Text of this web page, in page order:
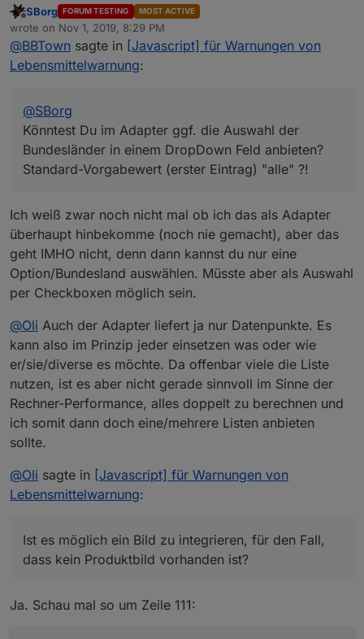
Bundesländer in einem DropDown Feld anbieten?
Standard-Vorgabewert (erster Eintrag) "alle" ?!
Offline
SBorg FORUM TESTING MOST ACTIVE
wrote on Nov 1, 2019, 8:29 PM
last edited by
@BBTown sagte in [Javascript] für Warnungen von
Lebensmittelwarnung:
@SBorg
Könntest Du im Adapter ggf. die Auswahl der
Bundesländer in einem DropDown Feld anbieten?
Standard-Vorgabewert (erster Eintrag) "alle" ?!
Ich weiß zwar noch nicht mal ob ich das als Adapter
überhaupt hinbekomme (noch nie gemacht), aber das
geht IMHO nicht, denn dann kannst du nur eine
Option/Bundesland auswählen. Müsste aber als Auswahl
per Checkboxen möglich sein.
@Oli Auch der Adapter liefert ja nur Datenpunkte. Es
kann also im Prinzip jeder einsetzen was oder wie
er/sie/diverse es möchte. Da offenbar viele die Liste
nutzen, ist es aber nicht gerade sinnvoll im Sinne der
Rechner-Performance, alles doppelt zu berechnen und
ich somit dann doch eine/mehrere Listen anbieten
sollte.
@Oli sagte in [Javascript] für Warnungen von
Lebensmittelwarnung:
Ist es möglich ein Bild zu integrieren, für den Fall,
dass kein Produktbild vorhanden ist?
Ja. Schau mal so um Zeile 111: